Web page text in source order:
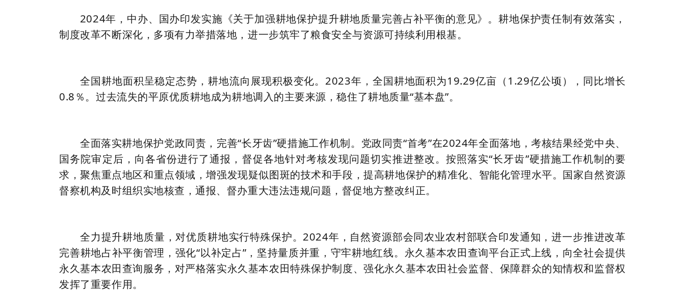
2024年，中办、国办印发实施《关于加强耕地保护提升耕地质量完善占补平衡的意见》。耕地保护责任制有效落实，
制度改革不断深化，多项有力举措落地，进一步筑牢了粮食安全与资源可持续利用根基。
全国耕地面积呈稳定态势，耕地流向展现积极变化。2023年，全国耕地面积为19.29亿亩（1.29亿公顷），同比增长
0.8％。过去流失的平原优质耕地成为耕地调入的主要来源，稳住了耕地质量“基本盘”。
全面落实耕地保护党政同责，完善“长牙齿”硬措施工作机制。党政同责“首考”在2024年全面落地，考核结果经党中央、
国务院审定后，向各省份进行了通报，督促各地针对考核发现问题切实推进整改。按照落实“长牙齿”硬措施工作机制的要
求，聚焦重点地区和重点领域，增强发现疑似图斑的技术和手段，提高耕地保护的精准化、智能化管理水平。国家自然资源
督察机构及时组织实地核查，通报、督办重大违法违规问题，督促地方整改纠正。
全力提升耕地质量，对优质耕地实行特殊保护。2024年，自然资源部会同农业农村部联合印发通知，进一步推进改革
完善耕地占补平衡管理，强化“以补定占”，坚持量质并重，守牢耕地红线。永久基本农田查询平台正式上线，向全社会提供
永久基本农田查询服务，对严格落实永久基本农田特殊保护制度、强化永久基本农田社会监督、保障群众的知情权和监督权
发挥了重要作用。